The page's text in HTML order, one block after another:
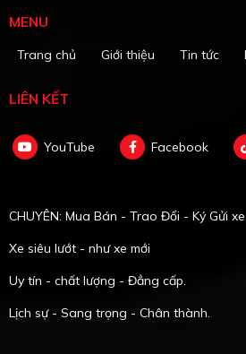
MENU
Trang chủ Giới thiệu Tin tức
LIÊN KẾT
YouTube Facebook
CHUYÊN: Mua Bán - Trao Đổi - Ký Gửi
Xe siêu lướt - như xe mới
Uy tín - chất lượng - Đẳng cấp.
Lịch sự - Sang trọng - Chân thành.